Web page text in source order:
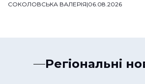
СОКОЛОВСЬКА ВАЛЕРІЯ|06.08.2026
Регіональні